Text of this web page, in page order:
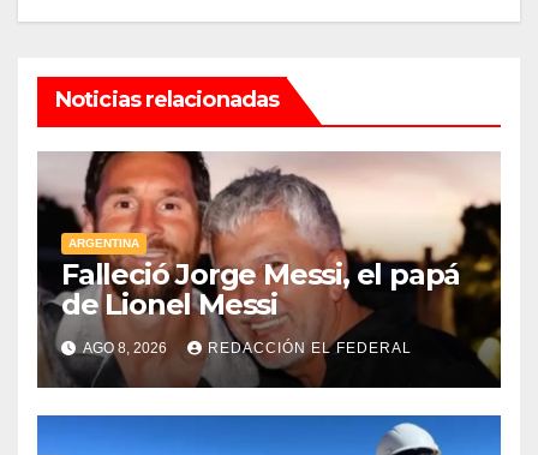
Noticias relacionadas
ARGENTINA
Falleció Jorge Messi, el papá
de Lionel Messi
AGO 8, 2026 REDACCIÓN EL FEDERAL